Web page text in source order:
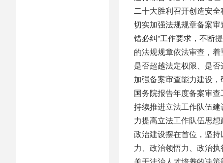
二十大胜利召开创造安全
切实加强法规规章备案
错必纠”工作要求，不断
的法规规章依法审查，
是否超越法定权限、是
加强备案审查能力建设
国务院报告年度备案审
持续推进立法工作队伍
力提高立法工作队伍思
政治建设摆在首位，坚
力、政治领悟力、政治